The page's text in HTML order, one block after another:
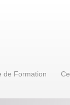
de Formation